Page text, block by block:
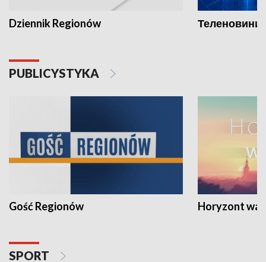
Dziennik Regionów Теленовини
PUBLICYSTYKA
Gość Regionów Horyzont
SPORT